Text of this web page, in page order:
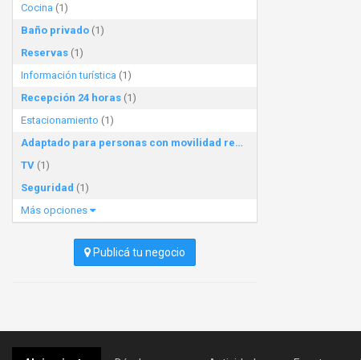
Cocina (1)
Baño privado (1)
Reservas (1)
Información turística (1)
Recepción 24 horas (1)
Estacionamiento (1)
Adaptado para personas con movilidad reducida
TV (1)
Seguridad (1)
Más opciones
Publicá tu negocio